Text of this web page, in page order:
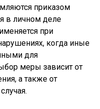
приказом
в личном деле
при
когда иные
для
меры зависит от
а также от